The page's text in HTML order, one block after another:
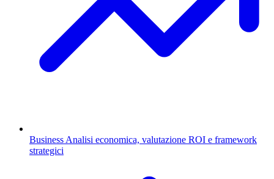
Business Analisi economica, valutazione ROI e framework
strategici